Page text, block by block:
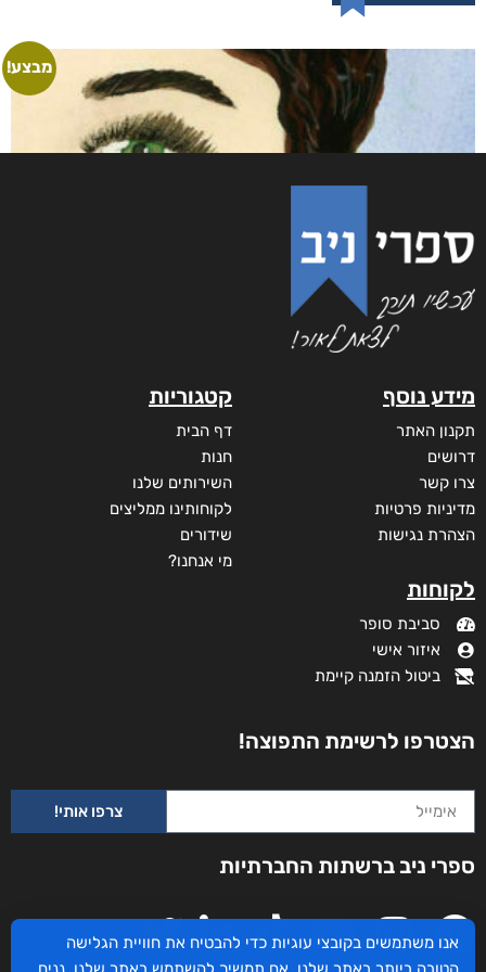
מבצע!
זוהרה
₪32
–
₪73
₪40
₪32
מידע נוסף
תקנון האתר
דרושים
צרו קשר
מדיניות פרטיות
הצהרת נגישות
לקוחות
סביבת סופר
איזור אישי
ביטול הזמנה קיימת
קטגוריות
דף הבית
חנות
השירותים שלנו
לקוחותינו ממליצים
שידורים
מי אנחנו?
הצטרפו לרשימת התפוצה!
צרפו אותי!
ספרי ניב ברשתות החברתיות
אנו משתמשים בקובצי עוגיות כדי להבטיח את חוויית הגלישה